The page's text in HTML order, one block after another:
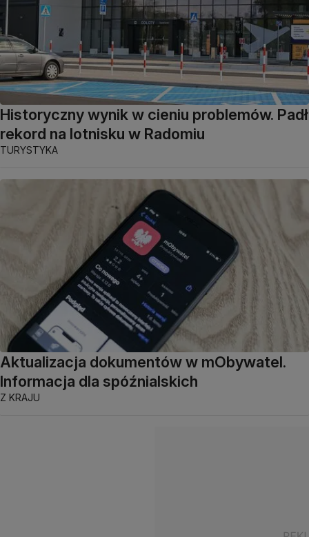
Historyczny wynik w cieniu problemów. Padł
rekord na lotnisku w Radomiu
TURYSTYKA
Aktualizacja dokumentów w mObywatel.
Informacja dla spóźnialskich
Z KRAJU